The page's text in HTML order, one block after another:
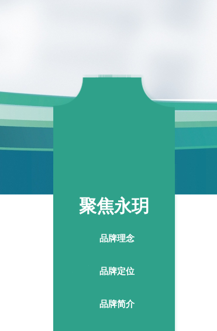
聚焦永玥
品牌理念
品牌定位
品牌简介